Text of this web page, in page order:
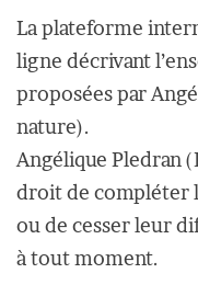
La plateforme
ligne décrivant
proposées par
nature).
Angélique Pledran
droit de compléter
ou de cesser leur
à tout moment.